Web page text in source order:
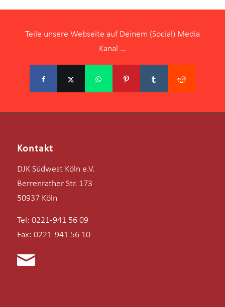
Teile unsere Webseite auf Deinem (Social) Media
Kanal …
Kontakt
DJK Südwest Köln e.V.
Berrenrather Str. 173
50937 Köln
Tel: 0221-941 56 09
Fax: 0221-941 56 10